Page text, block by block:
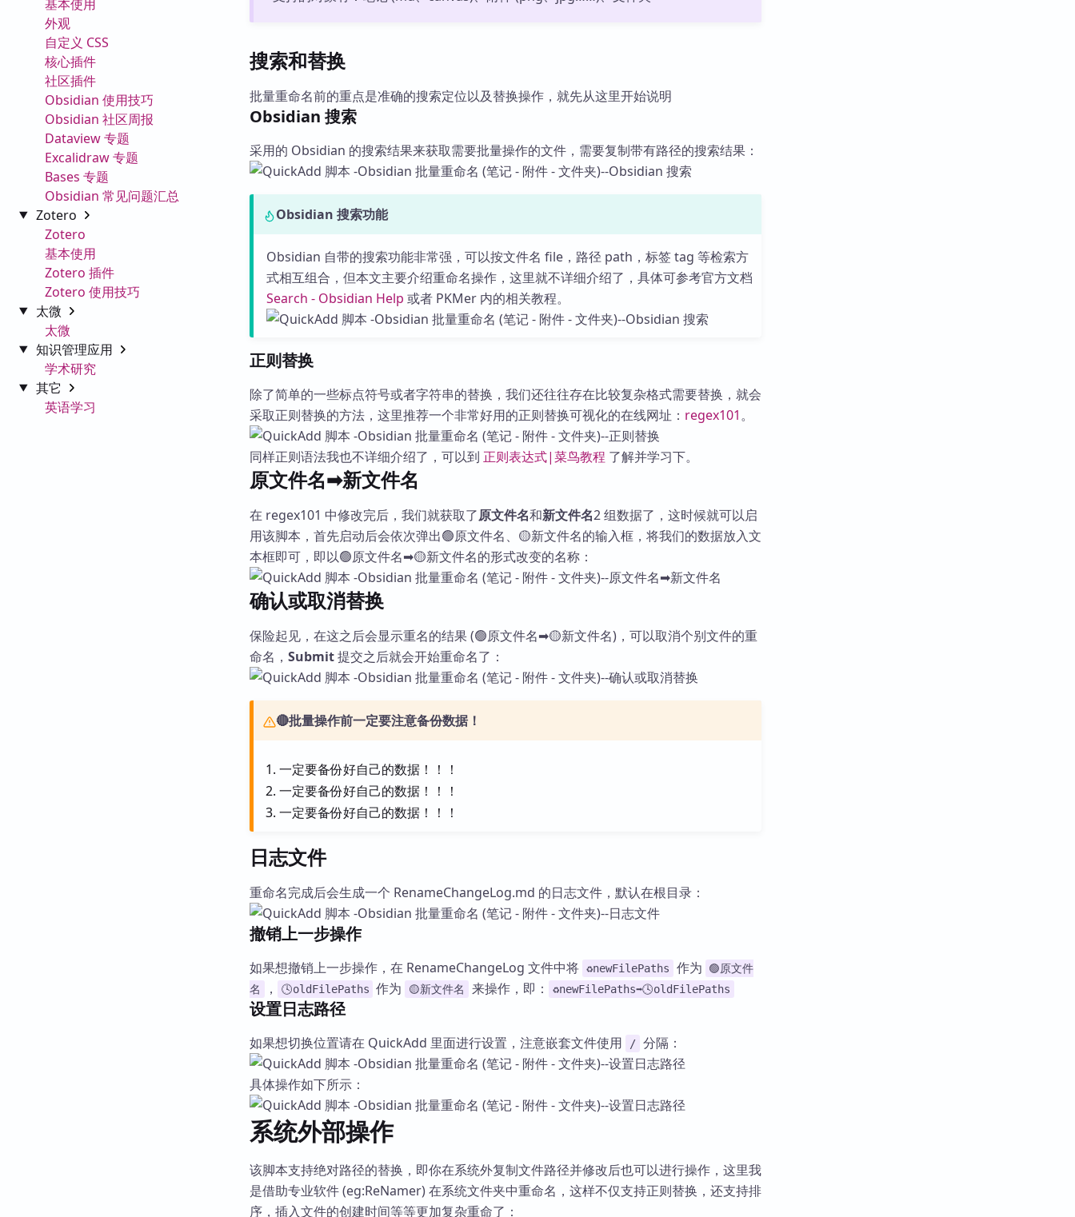
基本使用
外观
自定义 CSS
核心插件
社区插件
Obsidian 使用技巧
Obsidian 社区周报
Dataview 专题
Excalidraw 专题
Bases 专题
Obsidian 常见问题汇总
Zotero
Zotero
基本使用
Zotero 插件
Zotero 使用技巧
太微
太微
知识管理应用
学术研究
其它
英语学习
搜索和替换
批量重命名前的重点是准确的搜索定位以及替换操作，就先从这里开始说明
Obsidian 搜索
采用的 Obsidian 的搜索结果来获取需要批量操作的文件，需要复制带有路径的搜索结果：
Obsidian 搜索功能
Obsidian 自带的搜索功能非常强，可以按文件名 file，路径 path，标签 tag 等检索方
式相互组合，但本文主要介绍重命名操作，这里就不详细介绍了，具体可参考官方文档
Search - Obsidian Help 或者 PKMer 内的相关教程。
正则替换
除了简单的一些标点符号或者字符串的替换，我们还往往存在比较复杂格式需要替换，就会
采取正则替换的方法，这里推荐一个非常好用的正则替换可视化的在线网址： regex101。
同样正则语法我也不详细介绍了，可以到 正则表达式|菜鸟教程 了解并学习下。
原文件名➡新文件名
在 regex101 中修改完后，我们就获取了原文件名和新文件名2 组数据了，这时候就可以启
用该脚本，首先启动后会依次弹出🟢原文件名、🟡新文件名的输入框，将我们的数据放入文
本框即可，即以🟢原文件名➡🟡新文件名的形式改变的名称：
确认或取消替换
保险起见，在这之后会显示重名的结果 (🟢原文件名➡🟡新文件名)，可以取消个别文件的重
命名， Submit提交之后就会开始重命名了：
🔴批量操作前一定要注意备份数据！
一定要备份好自己的数据！！！
一定要备份好自己的数据！！！
一定要备份好自己的数据！！！
日志文件
重命名完成后会生成一个 RenameChangeLog.md 的日志文件，默认在根目录：
撤销上一步操作
如果想撤销上一步操作，在 RenameChangeLog 文件中将 ♻newFilePaths 作为
🟢原文件
名
， 🕓oldFilePaths 作为 🟡新文件名 来操作，即： ♻newFilePaths➡🕓oldFilePaths
设置日志路径
如果想切换位置请在 QuickAdd 里面进行设置，注意嵌套文件使用 / 分隔：
具体操作如下所示：
系统外部操作
该脚本支持绝对路径的替换，即你在系统外复制文件路径并修改后也可以进行操作，这里我
是借助专业软件 (eg:ReNamer) 在系统文件夹中重命名，这样不仅支持正则替换，还支持排
序，插入文件的创建时间等等更加复杂重命了：